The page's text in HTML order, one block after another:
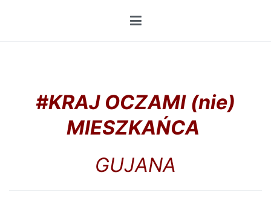
#KRAJ OCZAMI (nie)
MIESZKAŃCA
GUJANA